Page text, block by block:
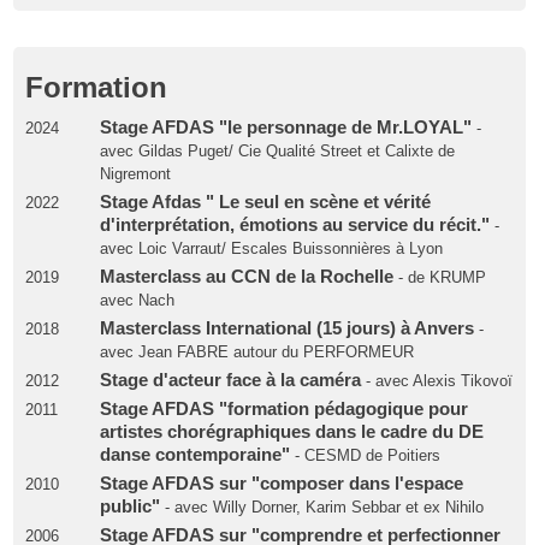
Formation
2024 Stage AFDAS "le personnage de Mr.LOYAL" -
avec Gildas Puget/ Cie Qualité Street et Calixte de
Nigremont
2022
Stage Afdas " Le seul en scène et vérité
d'interprétation, émotions au service du récit." -
avec Loic Varraut/ Escales Buissonnières à Lyon
2019
Masterclass au CCN de la Rochelle- de KRUMP
avec Nach
2018
Masterclass International (15 jours) à Anvers-
avec Jean FABRE autour du PERFORMEUR
2012
Stage d'acteur face à la caméra- avec Alexis Tikovoï
2011
Stage AFDAS "formation pédagogique pour
artistes chorégraphiques dans le cadre du DE
danse contemporaine" - CESMD de Poitiers
2010
Stage AFDAS sur "composer dans l'espace
public" - avec Willy Dorner, Karim Sebbar et ex Nihilo
2006
Stage AFDAS sur "comprendre et perfectionner